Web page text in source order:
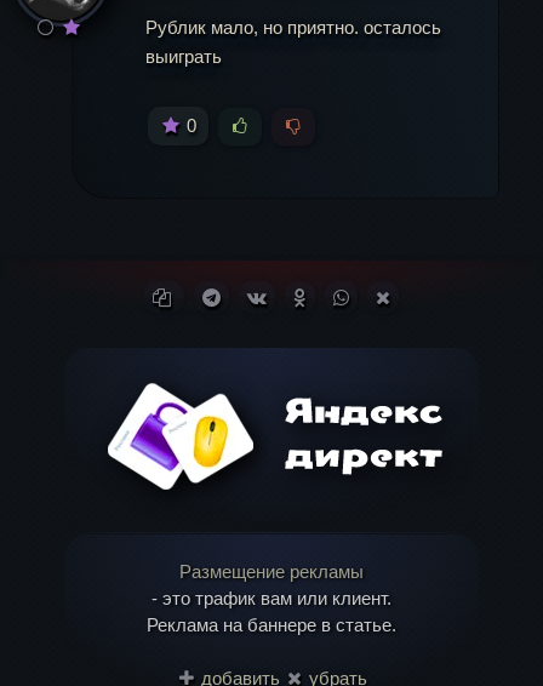
Рублик мало, но приятно. осталось
выиграть
0
Копировать ссылку
Поделиться в Telegram
Поделиться ВКонтакте
Поделиться в
Поделиться в
Размещение рекламы
- это трафик вам или клиент.
Реклама на баннере в статье.
добавить убрать